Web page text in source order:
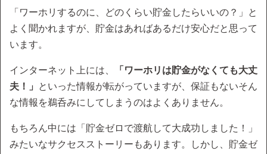
「ワーホリするのに、どのくらい貯金したらいいの？」と
よく聞かれますが、貯金はあればあるだけ安心だと思って
います。
インターネット上には、
「ワーホリは貯金がなくても大丈
夫！」
といった情報が転がっていますが、保証もないそん
な情報を鵜呑みにしてしまうのはよくありません。
もちろん中には「貯金ゼロで渡航して大成功しました！」
みたいなサクセスストーリーもあります。しかし、貯金ゼ